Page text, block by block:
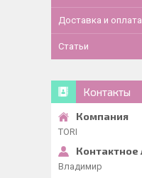
Доставка и оплата
Статьи
Контакты
TORI
Владимир